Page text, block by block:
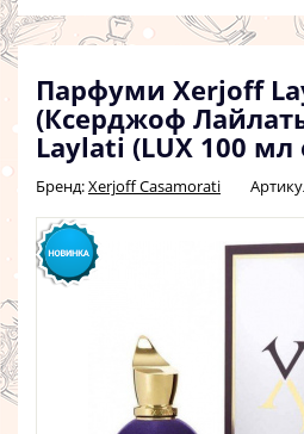
Парфуми Xerjoff
(Ксерджоф
Laylati (LUX 100 мл
Бренд:Xerjoff Casamorati